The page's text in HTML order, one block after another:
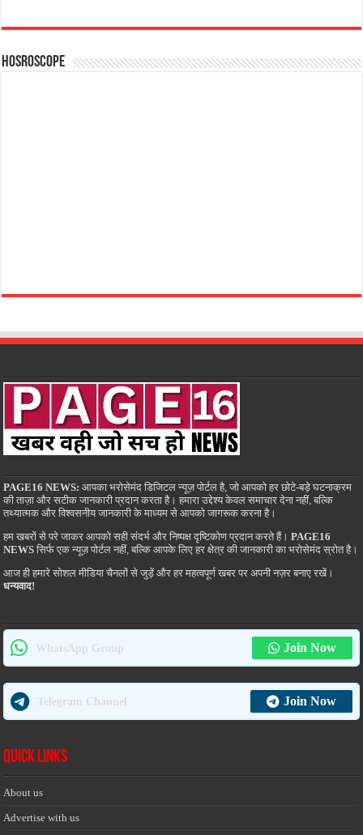
Hosroscope
PAGE16 NEWS: आपका भरोसेमंद डिजिटल न्यूज़ पोर्टल है, जो आपको हर छोटे-बड़े घटनाक्रम
की ताज़ा और सटीक जानकारी प्रदान करता है। हमारा उद्देश्य केवल समाचार देना नहीं, बल्कि
तथ्यात्मक और विश्वसनीय जानकारी के माध्यम से आपको जागरूक करना है।
हम खबरों से परे जाकर आपको सही संदर्भ और निष्पक्ष दृष्टिकोण प्रदान करते हैं।PAGE16
NEWS सिर्फ एक न्यूज़ पोर्टल नहीं, बल्कि आपके लिए हर क्षेत्र की जानकारी का भरोसेमंद स्रोत है।
आज ही हमारे सोशल मीडिया चैनलों से जुड़ें और हर महत्वपूर्ण खबर पर अपनी नज़र बनाए रखें।
धन्यवाद!
WhatsApp Group Join Now
Telegram Channel Join Now
Quick Links
About us
Advertise with us